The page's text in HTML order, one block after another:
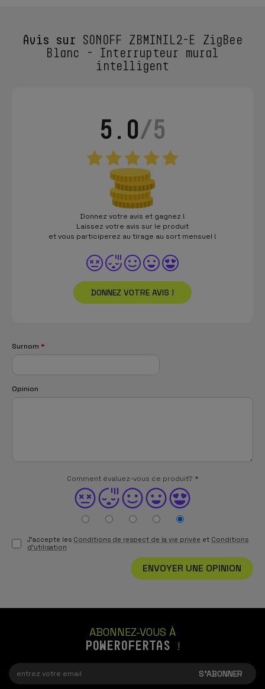
Avis sur SONOFF ZBMINIL2-E ZigBee
Blanc - Interrupteur mural
intelligent
5.0/5
Donnez votre avis et gagnez !
Laissez votre avis sur le produit
et vous participerez au tirage au sort mensuel !
DONNEZ VOTRE AVIS !
Surnom *
Opinion
Comment évaluez-vous ce produit? *
J'accepte les Conditions de respect de la vie privée et Conditions
d'utilisation
ENVOYER UNE OPINION
ABONNEZ-VOUS À
POWEROFERTAS !